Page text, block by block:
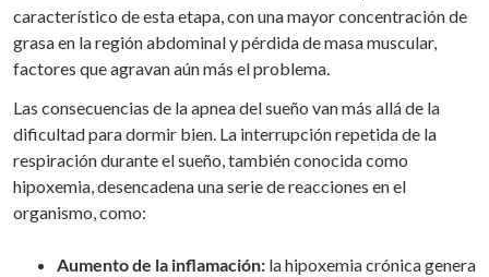
característico de esta etapa, con una mayor concentración de
grasa en la región abdominal y pérdida de masa muscular,
factores que agravan aún más el problema.
Las consecuencias de la apnea del sueño van más allá de la
dificultad para dormir bien. La interrupción repetida de la
respiración durante el sueño, también conocida como
hipoxemia, desencadena una serie de reacciones en el
organismo, como:
Aumento de la inflamación: la hipoxemia crónica genera